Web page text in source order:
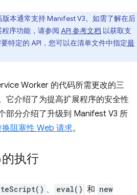
版本通常支持 Manifest V3。如需了解在后
序功能，请参阅 API 参考文档 以获取支
特定的 API，您可以在清单文件中指定最
Worker 的代码所需更改的三
它介绍了为提高扩展程序的安全性
部分介绍了升级到 Manifest V3 所
换阻塞性 Web 请求。
执行
、 eval() 和 new